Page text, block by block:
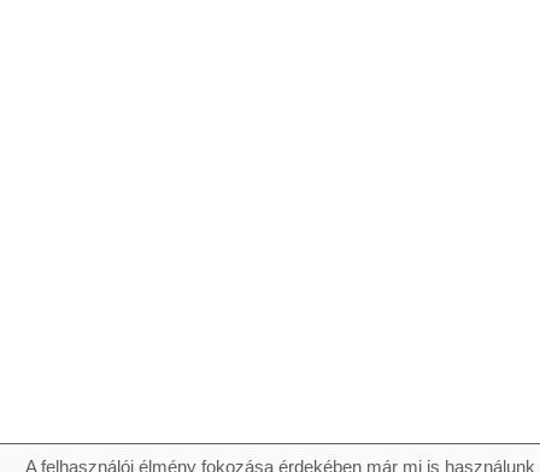
A felhasználói élmény fokozása érdekében már mi is